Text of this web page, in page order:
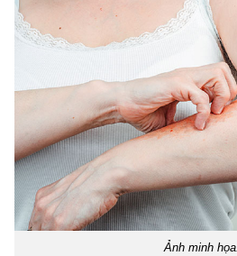
Ảnh minh họa.